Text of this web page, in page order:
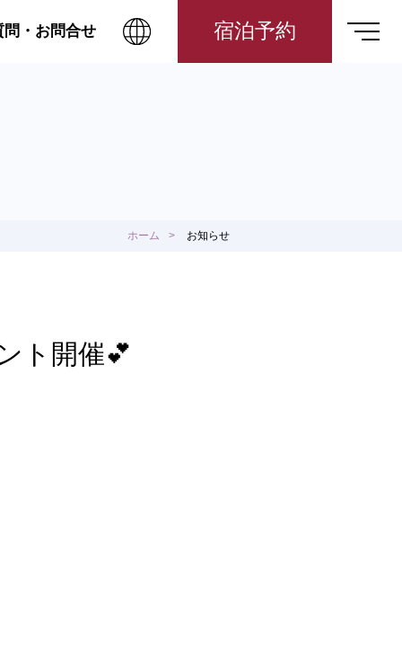
問・お問合せ 宿泊予約
ホーム お知らせ
ト開催💕